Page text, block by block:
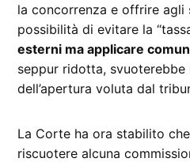
la concorrenza e offrire agli
possibilità di evitare la
esterni ma applicare
seppur ridotta, svuoterebbe
dell’apertura voluta dal
La Corte ha ora stabilito
riscuotere alcuna